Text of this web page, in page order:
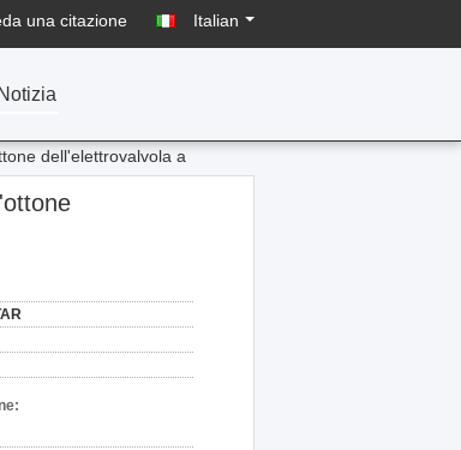
una citazione Italian
Notizia
dell'elettrovalvola a